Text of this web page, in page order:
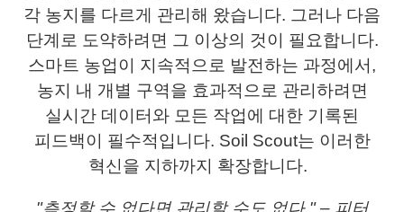
각 농지를 다르게 관리해 왔습니다. 그러나 다음
단계로 도약하려면 그 이상의 것이 필요합니다.
스마트 농업이 지속적으로 발전하는 과정에서,
농지 내 개별 구역을 효과적으로 관리하려면
실시간 데이터와 모든 작업에 대한 기록된
피드백이 필수적입니다. Soil Scout는 이러한
혁신을 지하까지 확장합니다.
"측정할 수 없다면 관리할 수도 없다."– 피터